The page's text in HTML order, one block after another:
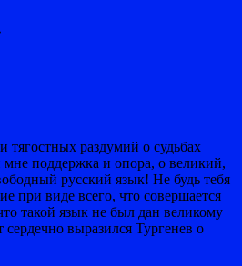
раздумий о судьбах
поддержка и опора, о великий,
русский язык! Не будь тебя
при виде всего, что совершается
такой язык не был дан великому
выразился Тургенев о